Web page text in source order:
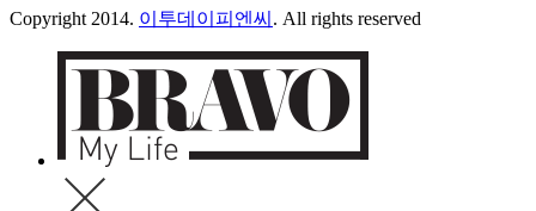
Copyright 2014. 이투데이피엔씨 . All rights reserved